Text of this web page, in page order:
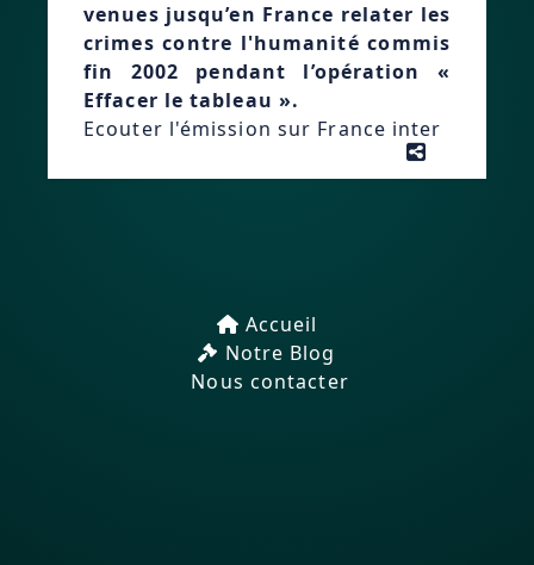
venues jusqu’en France relater les
crimes contre l'humanité commis
fin 2002 pendant l’opération «
Effacer le tableau ».
Ecouter l'émission sur France inter
Accueil
Notre Blog
Nous contacter